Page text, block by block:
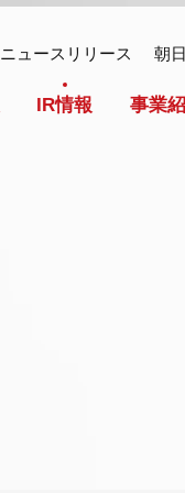
IR情報 事業
ニュースリリース 朝